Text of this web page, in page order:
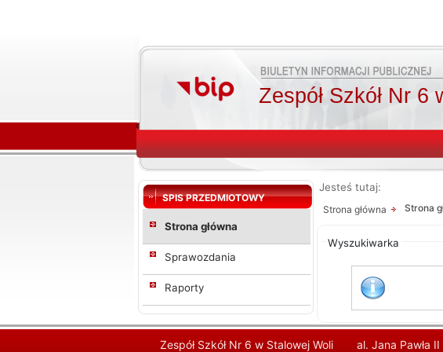
Zespół Szkół Nr 6
SPIS PRZEDMIOTOWY
Strona główna
Sprawozdania
Raporty
Jesteś tutaj:
Strona główna Strona
WyszukiwarkaSzukaj
Zespół Szkół Nr 6 w Stalowej Woli al. Jana Pawła